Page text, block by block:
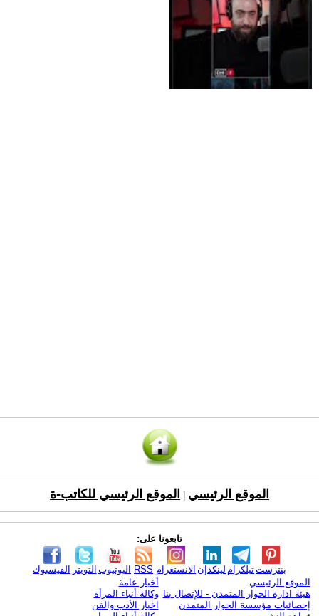
الموقع الرئيسي الموقع الرئيسي للكاتب-ة
تابعونا على:
الفيسبوك التويتر اليوتيوب RSS الانستغرام لينكدإن تيلكرامبنترست
الموقع الرئيسي
هيئة ادارة الحوار المتمدن - للإتصال بنا
إحصائيات مؤسسة الحوار المتمدن
أخبار عامة
وكالة أنباء المرأة
اخبار الأدب والفن